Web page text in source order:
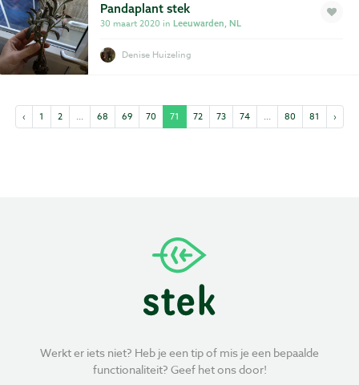
Pandaplant stek
30 maart 2020 in Leeuwarden, NL
Denise Huizeling
‹ 1 2 ... 68 69 70 71 72 73 74 ... 80 81 ›
Werkt er iets niet? Heb je een tip of mis je een bepaalde
functionaliteit? Geef het ons door!